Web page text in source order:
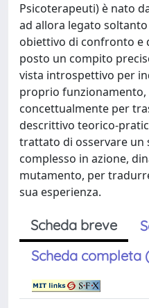
Psicoterapeuti) è nato
ad allora legato
obiettivo di confronto e
posto un compito
vista introspettivo per
proprio funzionamento,
concettualmente per
descrittivo teorico-
trattato di osservare un
complesso in azione,
mutamento, per
sua esperienza.
Scheda breve
Scheda completa